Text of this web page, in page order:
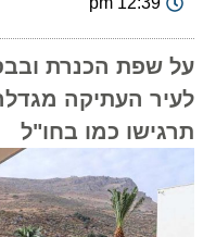
על שפת הכנרת
תרגישו כמו בחו"ל